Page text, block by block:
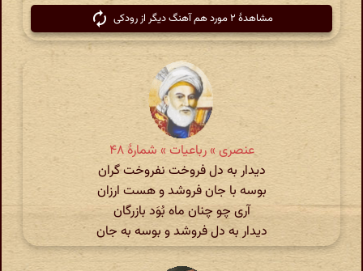
مشاهدهٔ ۲ مورد هم آهنگ دیگر از رودکی
عنصری » رباعیات » شمارهٔ ۴۸
دیدار به دل فروخت نفروخت گران
بوسه با جان فروشد و هست ارزان
آری چو چنان ماه بُوَد بازرگان
دیدار به دل فروشد و بوسه به جان